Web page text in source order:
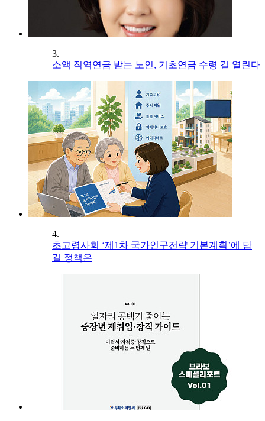
3.
소액 직역연금 받는 노인, 기초연금 수령 길 열린다
4.
초고령사회 ‘제1차 국가인구전략 기본계획’에 담
길 정책은